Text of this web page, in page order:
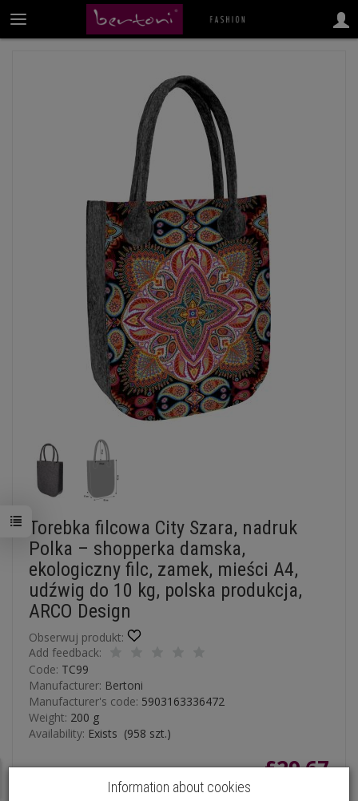
Torebka filcowa City Szara, nadruk
Polka – shopperka damska,
ekologiczny filc, zamek, mieści A4,
udźwig do 10 kg, polska produkcja,
ARCO Design
Obserwuj produkt:
Add feedback:
Code: TC99
Manufacturer: Bertoni
Manufacturer's code: 5903163336472
Weight: 200 g
Availability: Exists (958 szt.)
Net Price:£24.12 £29.67
dniach produktem interesuje się 12 osób.
Information about cookies